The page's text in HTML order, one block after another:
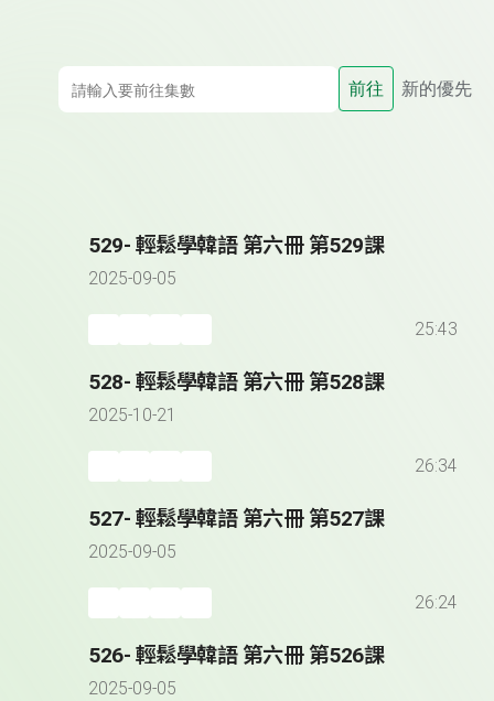
前往 新的優先
529- 輕鬆學韓語 第六冊 第529課
2025-09-05
25:43
528- 輕鬆學韓語 第六冊 第528課
2025-10-21
26:34
527- 輕鬆學韓語 第六冊 第527課
2025-09-05
26:24
526- 輕鬆學韓語 第六冊 第526課
2025-09-05